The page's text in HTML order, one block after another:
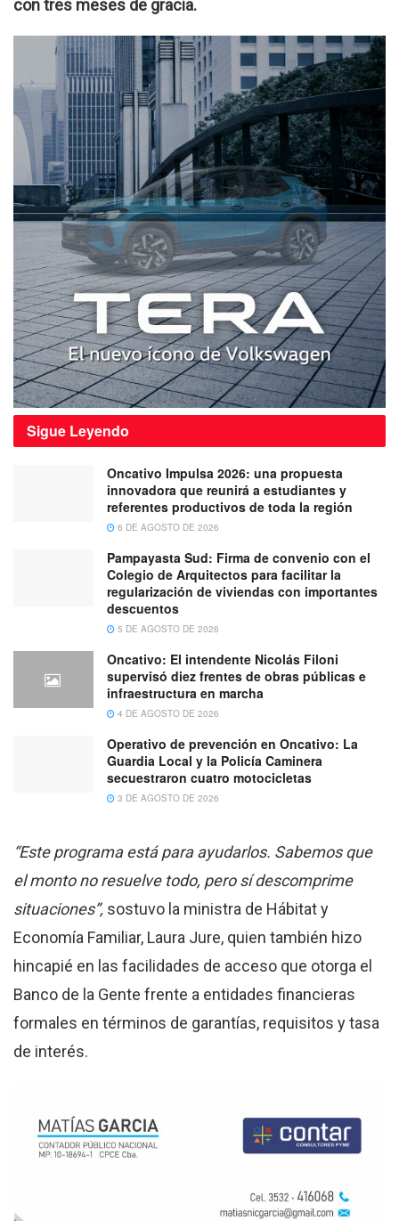
con tres meses de gracia.
Sigue Leyendo
Oncativo Impulsa 2026: una propuesta
innovadora que reunirá a estudiantes y
referentes productivos de toda la región
6 DE AGOSTO DE 2026
Pampayasta Sud: Firma de convenio con el
Colegio de Arquitectos para facilitar la
regularización de viviendas con importantes
descuentos
5 DE AGOSTO DE 2026
Oncativo: El intendente Nicolás Filoni
supervisó diez frentes de obras públicas e
infraestructura en marcha
4 DE AGOSTO DE 2026
Operativo de prevención en Oncativo: La
Guardia Local y la Policía Caminera
secuestraron cuatro motocicletas
3 DE AGOSTO DE 2026
“Este programa está para ayudarlos. Sabemos que
el monto no resuelve todo, pero sí descomprime
situaciones”, sostuvo la ministra de Hábitat y
Economía Familiar, Laura Jure, quien también hizo
hincapié en las facilidades de acceso que otorga el
Banco de la Gente frente a entidades financieras
formales en términos de garantías, requisitos y tasa
de interés.